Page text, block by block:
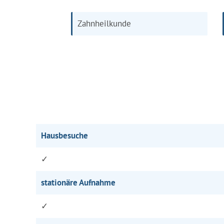
Zahnheilkunde
Hausbesuche
✓
stationäre Aufnahme
✓